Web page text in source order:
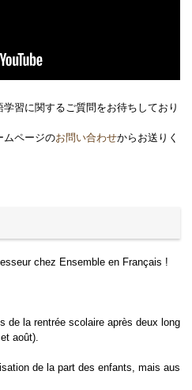
習に関するご質問をお待ちしており
ムページのお問い合わせからお送りく
chez Ensemble en Français !
de la rentrée scolaire après deux long
août).
de la part des enfants, mais aus